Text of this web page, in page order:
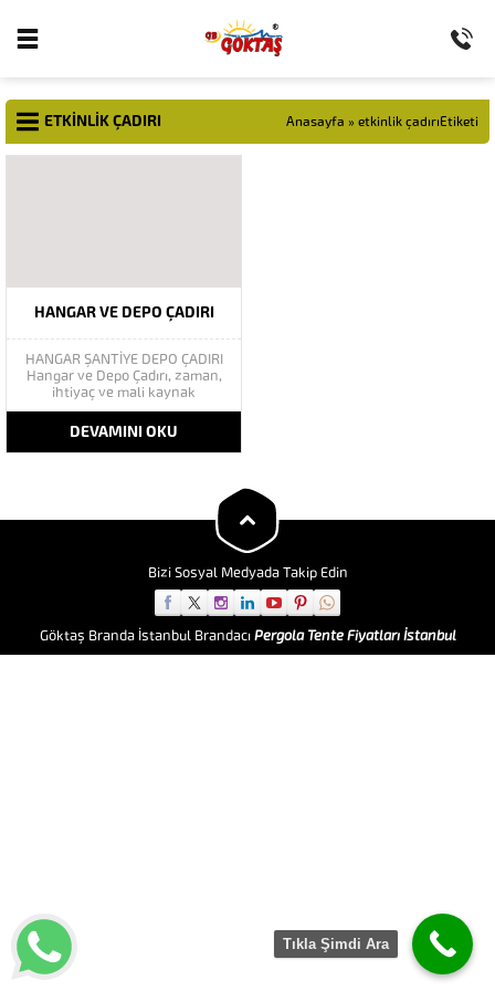
ETKINLIK ÇADIRI Anasayfa » etkinlik çadırıEtiketi
HANGAR VE DEPO ÇADIRI
HANGAR ŞANTİYE DEPO ÇADIRI
Hangar ve Depo Çadırı, zaman,
ihtiyaç ve mali kaynak
üçgeninde maksimum faydayı
sağlamak amacıyla tasarlanmış
yapılardır. Şantiye çadırları,
şantiyelerin zorlu çalışma
kurulabilirler. Şantiye çadırları
kullanım amacına göre
DEVAMINI OKU
Bizi Sosyal Medyada Takip Edin
Göktaş Branda İstanbul Brandacı Pergola Tente Fiyatları İstanbul
Tıkla Şimdi Ara